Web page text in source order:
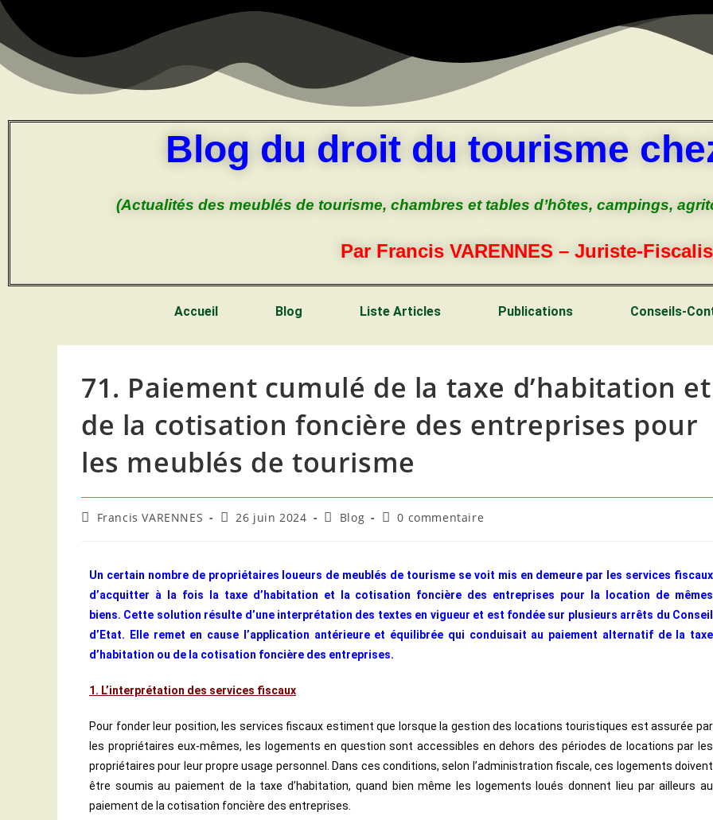
Blog du droit du tourisme
(Actualités des meublés de tourisme, chambres et tables d’hôtes, campings,
Par Francis VARENNES – Juriste-
Accueil Blog Liste Articles Publications Conseils-
71. Paiement cumulé de la taxe d’habitation et
de la cotisation foncière des entreprises pour
les meublés de tourisme
Francis VARENNES 26 juin 2024 Blog 0 commentaire
Un certain nombre de propriétaires loueurs de meublés de tourisme se voit mis en demeure par les services fiscaux
d’acquitter à la fois la taxe d’habitation et la cotisation foncière des entreprises pour la location de mêmes
biens. Cette solution résulte d’une interprétation des textes en vigueur et est fondée sur plusieurs arrêts du Conseil
d’Etat. Elle remet en cause l’application antérieure et équilibrée qui conduisait au paiement alternatif de la taxe
d’habitation ou de la cotisation foncière des entreprises.
1. L’interprétation des services fiscaux
Pour fonder leur position, les services fiscaux estiment que lorsque la gestion des locations touristiques est assurée par
les propriétaires eux-mêmes, les logements en question sont accessibles en dehors des périodes de locations par les
propriétaires pour leur propre usage personnel. Dans ces conditions, selon l’administration fiscale, ces logements doivent
être soumis au paiement de la taxe d’habitation, quand bien même les logements loués donnent lieu par ailleurs au
paiement de la cotisation foncière des entreprises.